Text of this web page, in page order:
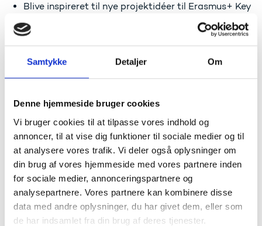
Samtykke Detaljer Om
Denne hjemmeside bruger cookies
Vi bruger cookies til at tilpasse vores indhold og
annoncer, til at vise dig funktioner til sociale medier og til
at analysere vores trafik. Vi deler også oplysninger om
din brug af vores hjemmeside med vores partnere inden
for sociale medier, annonceringspartnere og
analysepartnere. Vores partnere kan kombinere disse
data med andre oplysninger, du har givet dem, eller som
de har indsamlet fra din brug af deres tjenester.
Blive inspireret til nye projektidéer til Erasmus+ Key
Få information om hvordan man træffer
bæredygtige valg i deres organisationer.
Finde potentielle nye partnere.
Praktisk
Seminaret afholdes online og deltagerne vil få tilsendt
ydereligere information og link til seminaret fra de
estiske værter.
Uddannelses- og Forskningsstyrelsen har mulighed for
at sende op til to deltagere til seminaret. For at
komme i betragtning skal du udfylde nedenstående
ansøgningsskema, hvor du begrunder din motivation
for at deltage.